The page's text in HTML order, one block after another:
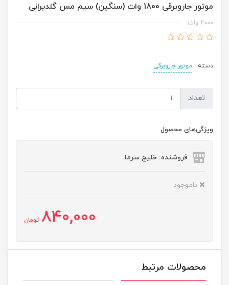
موتور جاروبرقی 1800 وات (سنگین) سیم مس گلدیرانی
2000 وات
دسته : موتور جاروبرقی
تعداد
ویژگی‌های محصول
فروشنده: خلیج سرما
ناموجود
840,000 تومان
محصولات مرتبط